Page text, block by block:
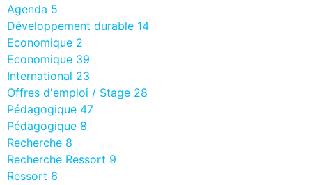
Agenda 5
Développement durable 14
Economique 2
Economique 39
International 23
Offres d'emploi / Stage 28
Pédagogique 47
Pédagogique 8
Recherche 8
Recherche Ressort 9
Ressort 6